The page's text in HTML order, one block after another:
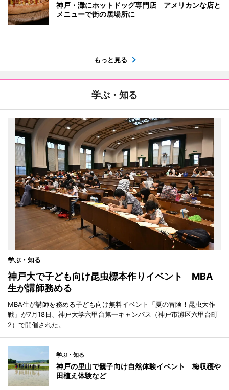
神戸・灘にホットドッグ専門店 アメリカンな店と
メニューで街の居場所に
もっと見る
学ぶ・知る
学ぶ・知る
神戸大で子ども向け昆虫標本作りイベント MBA
生が講師務める
MBA生が講師を務める子ども向け無料イベント「夏の冒険！昆虫大作
戦」が7月18日、神戸大学六甲台第一キャンパス（神戸市灘区六甲台町
2）で開催された。
学ぶ・知る
神戸の里山で親子向け自然体験イベント 梅収穫や
田植え体験など